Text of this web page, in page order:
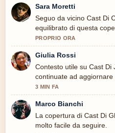
Sara Moretti
Seguo da vicino Cast Di
equilibrato di questa
PROPRIO ORA
Giulia Rossi
Contesto utile su Cast Di
continuate ad aggiornare
3 MIN FA
Marco Bianchi
La copertura di Cast Di
molto facile da seguire.